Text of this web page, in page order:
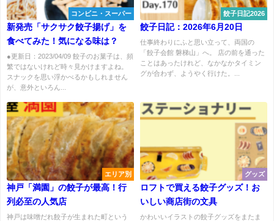
コンビニ・スーパー
新発売「サクサク餃子揚げ」を
食べてみた！気になる味は？
●更新日：2023/04/09 餃子のお菓子は、頻
繁ではないけれど時々見かけますよね。
スナックを思い浮かべるかもしれません
が、意外といろん...
餃子日記2026
餃子日記：2026年6月20日
仕事終わりにふと思い立って、両国の
「餃子会館 磐梯山」へ。 店の前を通った
ことはあったけれど、なかなかタイミン
グが合わず、ようやく行けた。...
エリア別
神戸「満園」の餃子が最高！行
列必至の人気店
神戸は味噌だれ餃子が生まれた町という
グッズ
ロフトで買える餃子グッズ！お
いしい商店街の文具
かわいいイラストの餃子グッズをまたま